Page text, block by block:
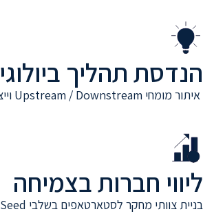
הנדסת תהליך ביולוגי
איתור מומחי Upstream / Downstream וייצור ביולוגי
ליווי חברות בצמיחה
בניית צוותי מחקר לסטארטאפים בשלבי Seed ועד Scale-up